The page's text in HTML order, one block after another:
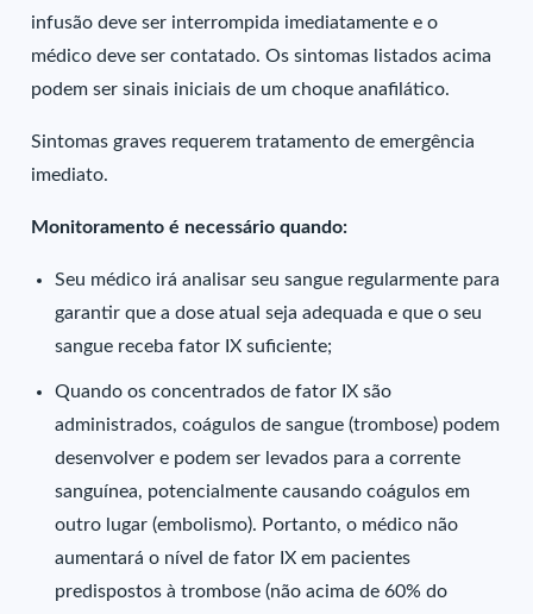
infusão deve ser interrompida imediatamente e o
médico deve ser contatado. Os sintomas listados acima
podem ser sinais iniciais de um choque anafilático.
Sintomas graves requerem tratamento de emergência
imediato.
Monitoramento é necessário quando:
Seu médico irá analisar seu sangue regularmente para
garantir que a dose atual seja adequada e que o seu
sangue receba fator IX suficiente;
Quando os concentrados de fator IX são
administrados, coágulos de sangue (trombose) podem
desenvolver e podem ser levados para a corrente
sanguínea, potencialmente causando coágulos em
outro lugar (embolismo). Portanto, o médico não
aumentará o nível de fator IX em pacientes
predispostos à trombose (não acima de 60% do